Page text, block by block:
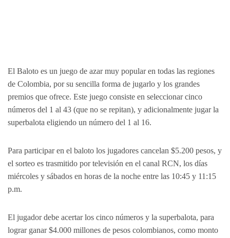
El Baloto es un juego de azar muy popular en todas las regiones
de Colombia, por su sencilla forma de jugarlo y los grandes
premios que ofrece. Este juego consiste en seleccionar cinco
números del 1 al 43 (que no se repitan), y adicionalmente jugar la
superbalota eligiendo un número del 1 al 16.
Para participar en el baloto los jugadores cancelan $5.200 pesos, y
el sorteo es trasmitido por televisión en el canal RCN, los días
miércoles y sábados en horas de la noche entre las 10:45 y 11:15
p.m.
El jugador debe acertar los cinco números y la superbalota, para
lograr ganar $4.000 millones de pesos colombianos, como monto